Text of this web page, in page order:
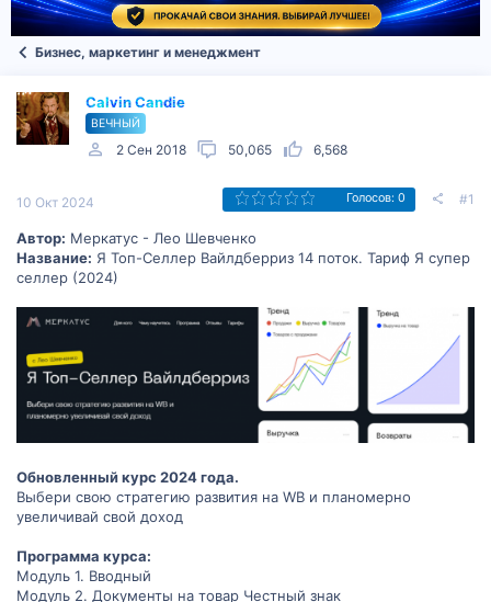
Бизнес, маркетинг и менеджмент
Calvin Candie
ВЕЧНЫЙ
2 Сен 2018 50,065 6,568
10 Окт 2024 Голосов: 0 #1
Автор: Меркатус - Лео Шевченко
Название: Я Топ-Селлер Вайлдберриз 14 поток. Тариф Я супер
селлер (2024)
Обновленный курс 2024 года.
Выбери свою стратегию развития на WB и планомерно
увеличивай свой доход
Программа курса:
Модуль 1. Вводный
Модуль 2. Документы на товар Честный знак